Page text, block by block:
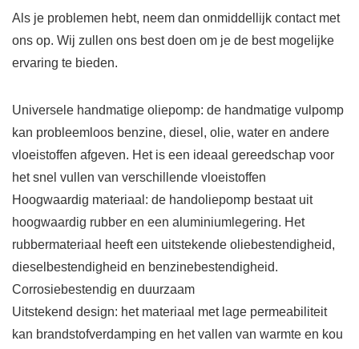
Als je problemen hebt, neem dan onmiddellijk contact met
ons op. Wij zullen ons best doen om je de best mogelijke
ervaring te bieden.
Universele handmatige oliepomp: de handmatige vulpomp
kan probleemloos benzine, diesel, olie, water en andere
vloeistoffen afgeven. Het is een ideaal gereedschap voor
het snel vullen van verschillende vloeistoffen
Hoogwaardig materiaal: de handoliepomp bestaat uit
hoogwaardig rubber en een aluminiumlegering. Het
rubbermateriaal heeft een uitstekende oliebestendigheid,
dieselbestendigheid en benzinebestendigheid.
Corrosiebestendig en duurzaam
Uitstekend design: het materiaal met lage permeabiliteit
kan brandstofverdamping en het vallen van warmte en kou